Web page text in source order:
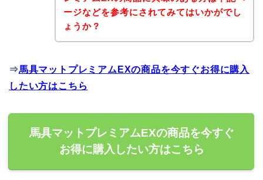
ージなどを参考にされてみてはいかがでし
ょうか？
⇒馬具マットプレミアムEXの商品を今すぐお得に購入
したい方はこちら
馬具マットプレミアムEXの商品を今すぐ
お得に購入したい方はこちら